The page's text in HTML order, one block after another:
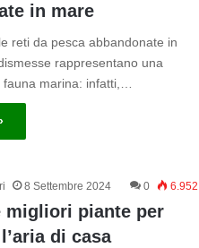
in mare
reti da pesca abbandonate in
rappresentano una
marina: infatti,…
8 Settembre 2024 0 6.952
migliori piante per
di casa